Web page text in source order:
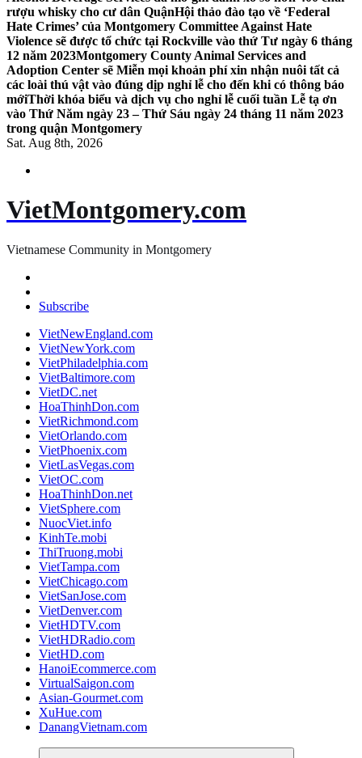
rượu whisky cho cư dân QuậnHội thảo đào tạo về ‘Federal
Hate Crimes’ của Montgomery Committee Against Hate
Violence sẽ được tổ chức tại Rockville vào thứ Tư ngày 6 tháng
12 năm 2023Montgomery County Animal Services and
Adoption Center sẽ Miễn mọi khoản phí xin nhận nuôi tất cả
các loài thú vật vào đúng dịp nghỉ lễ cho đến khi có thông báo
mớiThời khóa biểu và dịch vụ cho nghỉ lễ cuối tuần Lễ tạ ơn
vào Thứ Năm ngày 23 – Thứ Sáu ngày 24 tháng 11 năm 2023
trong quận Montgomery
Sat. Aug 8th, 2026
VietMontgomery.com
Vietnamese Community in Montgomery
Subscribe
VietNewEngland.com
VietNewYork.com
VietPhiladelphia.com
VietBaltimore.com
VietDC.net
HoaThinhDon.com
VietRichmond.com
VietOrlando.com
VietPhoenix.com
VietLasVegas.com
VietOC.com
HoaThinhDon.net
VietSphere.com
NuocViet.info
KinhTe.mobi
ThiTruong.mobi
VietTampa.com
VietChicago.com
VietSanJose.com
VietDenver.com
VietHDTV.com
VietHDRadio.com
VietHD.com
HanoiEcommerce.com
VirtualSaigon.com
Asian-Gourmet.com
XuHue.com
DanangVietnam.com